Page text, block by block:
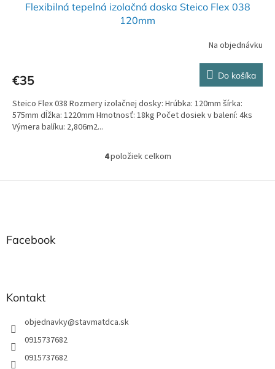
Flexibilná tepelná izolačná doska Steico Flex 038
120mm
Na objednávku
€35 Do košíka
Steico Flex 038 Rozmery izolačnej dosky: Hrúbka: 120mm šírka:
575mm dĺžka: 1220mm Hmotnosť: 18kg Počet dosiek v balení: 4ks
Výmera balíku: 2,806m2...
O
l
4položiek celkom
Z
Facebook
Kontakt
objednavky@stavmatdca.sk
0915737682
0915737682